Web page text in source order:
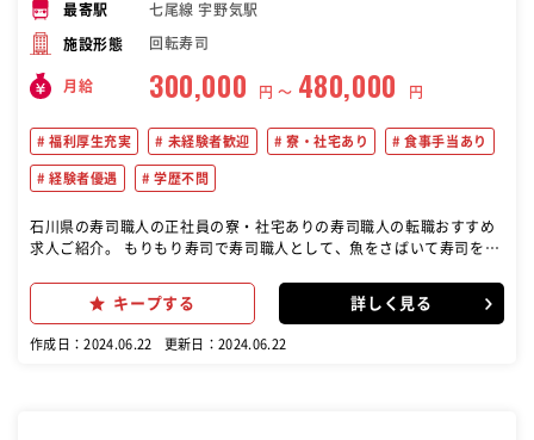
最寄駅 七尾線 宇野気駅
施設形態 回転寿司
月給 300,000 円 〜 480,000 円
福利厚生充実 未経験者歓迎 寮・社宅あり 食事手当あり
経験者優遇 学歴不問
石川県の寿司職人の正社員の寮・社宅ありの寿司職人の転職おすすめ
求人ご紹介。 もりもり寿司で寿司職人として、魚をさばいて寿司を握
を握る／調理（魚をさばく）／仕入れや 仕込み／在庫管理／店内清掃
／メニュー開発など 【入社後の研修内容】まずは全体の流れを掴んで
キープする 詳しく見る
作成日：2024.06.22 更新日：2024.06.22